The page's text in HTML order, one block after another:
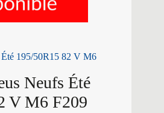
195/50R15 82 V M6
Neufs Été
V M6 F209